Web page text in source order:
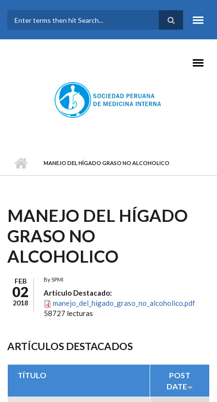
FORMULARIO DE
BÚSQUEDA
MANEJO DEL HÍGADO GRASO NO ALCOHOLICO
MANEJO DEL HÍGADO
GRASO NO
ALCOHOLICO
FEB
02
2018
BySPMI
Artículo Destacado:
manejo_del_higado_graso_no_alcoholico.pdf
58727 lecturas
ARTÍCULOS DESTACADOS
TÍTULO
POST
DATE